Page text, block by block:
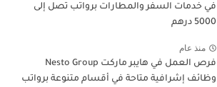
في خدمات السفر والمطارات برواتب تصل إلى
5000 درهم
منذ عام
فرص العمل في هايبر ماركت Nesto Group
وظائف إشرافية متاحة في أقسام متنوعة برواتب